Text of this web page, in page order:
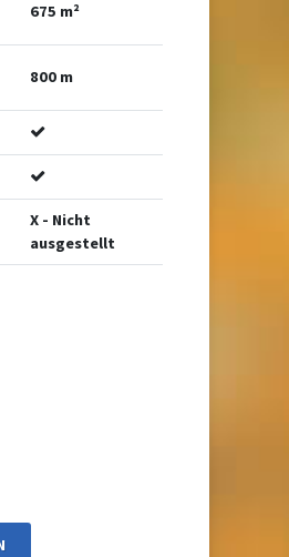
675 m²
800 m
X - Nicht
ausgestellt